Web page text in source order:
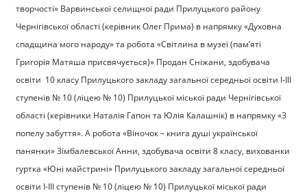
творчості» Варвинської селищної ради Прилуцького району
Чернігівської області (керівник Олег Прима) в напрямку «Духовна
спадщина мого народу» та робота «Світлина в музеї (пам’яті
Григорія Матяша присвячується)» Продан Сніжани, здобувача
освіти 10 класу Прилуцького закладу загальної середньої освіти І-ІІІ
ступенів № 10 (ліцею № 10) Прилуцької міської ради Чернігівської
області (керівники Наталія Гапон та Юлія Калашнік) в напрямку «З
попелу забуття». А робота «Віночок – книга душі української
панянки» Зімбалевської Анни, здобувача освіти 8 класу, вихованки
гуртка «Юні майстрині» Прилуцького закладу загальної середньої
освіти І-ІІІ ступенів № 10 (ліцею № 10) Прилуцької міської ради